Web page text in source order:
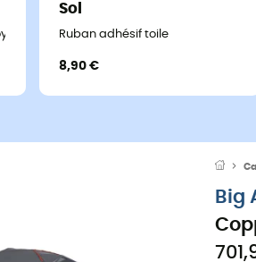
Tente
Sol
Ruban adhésif toile
8,90 €
Big